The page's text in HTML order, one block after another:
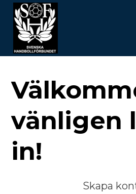
vänligen
in!
Skapa